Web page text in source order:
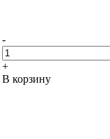
-
+
В корзину